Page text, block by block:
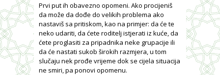
Prvi put ih obavezno opomeni. Ako procijeniš
da može da dođe do velikih problema ako
nastaviš sa pritiskom, kao na primjer: da će te
neko udariti, da ćete roditelj istjerati iz kuće, da
ćete proglasiti za pripadnika neke grupacije ili
da će nastati sukob širokih razmjera, u tom
slučaju nek prođe vrijeme dok se cijela situacija
ne smiri, pa ponovi opomenu.